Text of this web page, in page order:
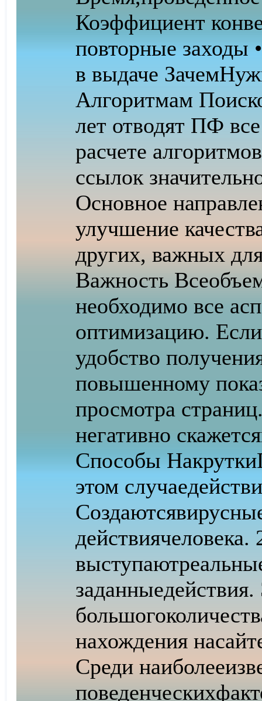
Коэффициент
повторные заходы
в выдаче Зачем
Алгоритмам
лет отводят ПФ
расчете
ссылок
Основное
улучшение
других, важных
Важность
необходимо все
оптимизацию.
удобство
повышенному
просмотра
негативно скажется
Способы Накрутки
этом случае
Создаются
действия
выступают
заданные
большого
нахождения на
Среди наиболее
поведенческих